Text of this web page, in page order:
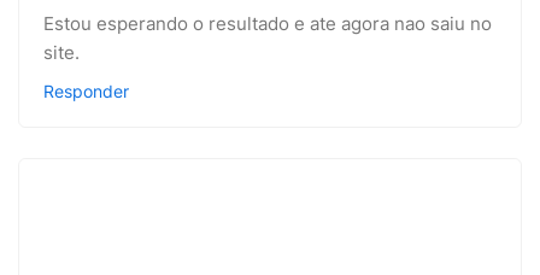
Estou esperando o resultado e ate agora nao saiu no
site.
Responder